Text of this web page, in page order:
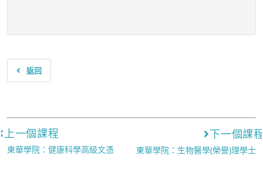
返回
上一個課程
東華學院：健康科學高級文憑
下一個課
東華學院：生物醫學(榮譽)理學士